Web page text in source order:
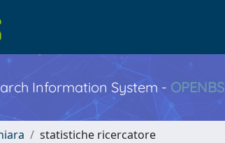
Information System - OPENBS
statistiche ricercatore